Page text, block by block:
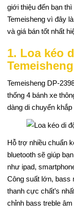
giới thiệu đến bạn
Temeisheng vì đây
và giá bán tốt nhất
1. Loa kéo
Temeisheng DP-
thống 4 bánh xe
dàng di chuyển
Hỗ trợ nhiều chuẩn
bluetooth sẽ giúp
như ipad,
Công suất lớn, bass
thanh cực chất’s
chỉnh bass treble